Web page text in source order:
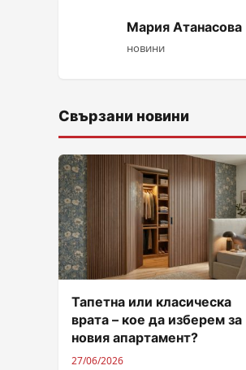
Мария Атанасова
новини
Свързани новини
Тапетна или класическа
врата – кое да изберем за
новия апартамент?
27/06/2026